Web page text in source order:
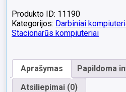
ProDesk
400
G3
6700
8GB
256GB
Produkto ID: 11190
Kategorijos: Darbiniai
Stacionarūs kompiuteriai
Aprašymas
Papildoma
Atsiliepimai (0)